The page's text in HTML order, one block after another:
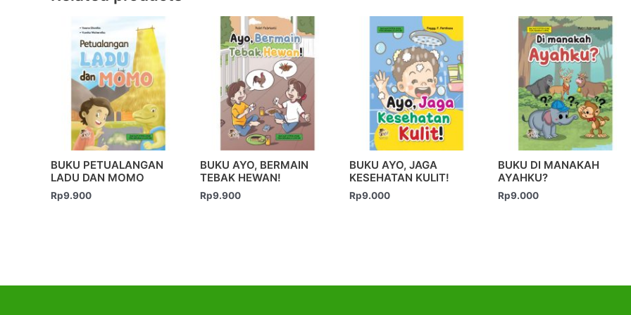
BUKU PETUALANGAN
LADU DAN MOMO
Rp9.900
BUKU AYO, BERMAIN
TEBAK HEWAN!
Rp9.900
BUKU AYO, JAGA
KESEHATAN KULIT!
Rp9.000
BUKU DI MANAKAH
AYAHKU?
Rp9.000